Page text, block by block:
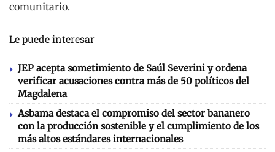
comunitario.
Le puede interesar
JEP acepta sometimiento de Saúl Severini y ordena
verificar acusaciones contra más de 50 políticos del
Magdalena
Asbama destaca el compromiso del sector bananero
con la producción sostenible y el cumplimiento de los
más altos estándares internacionales